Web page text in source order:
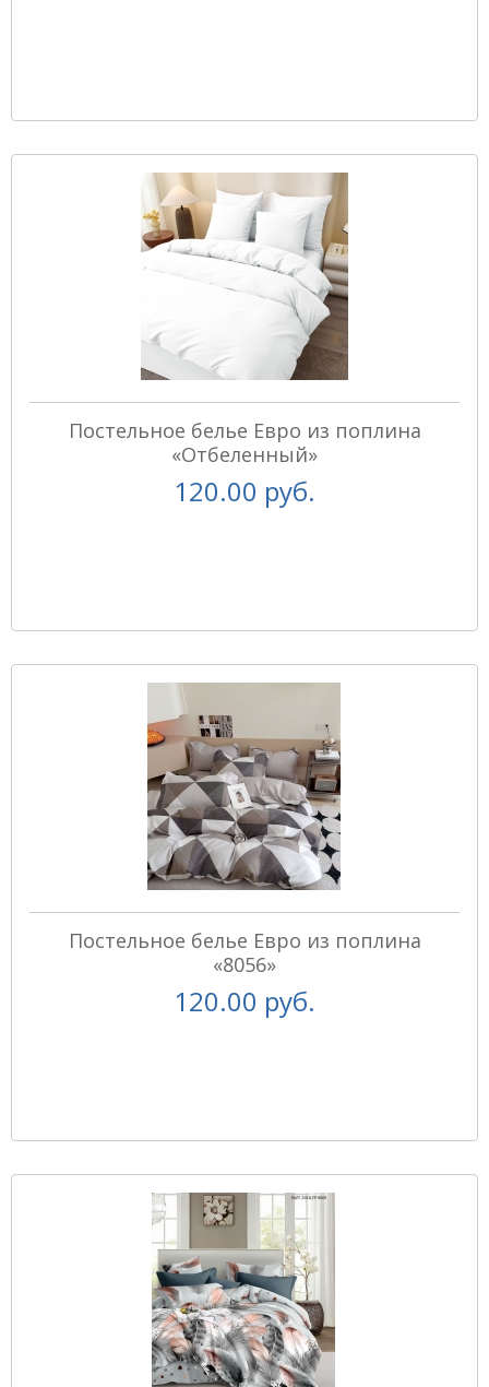
Постельное белье Евро из поплина
«Отбеленный»
120.00 руб.
Постельное белье Евро из поплина
«8056»
120.00 руб.